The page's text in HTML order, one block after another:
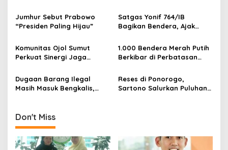
g
a
t
i
o
n
Sanggahan ke DLH Jawa
Barat
Muda Visioner untuk Abad
Kedua NU
Jumhur Sebut Prabowo
“Presiden Paling Hijau”
Satgas Yonif 764/IB
Bagikan Bendera, Ajak
HUT RI
Komunitas Ojol Sumut
Perkuat Sinergi Jaga
1.000 Bendera Merah Putih
Berkibar di Perbatasan
Dugaan Barang Ilegal
Masih Masuk Bengkalis,
Reses di Ponorogo,
Sartono Salurkan Puluhan
Don't Miss